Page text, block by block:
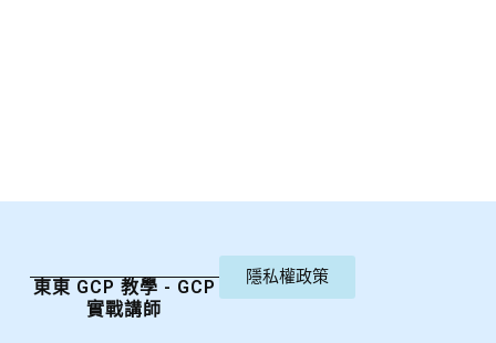
東東 GCP 教學 - GCP
實戰講師
隱私權政策